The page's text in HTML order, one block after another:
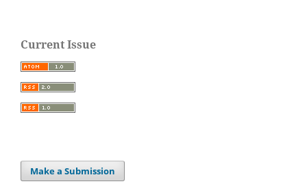
Current Issue
Make a Submission